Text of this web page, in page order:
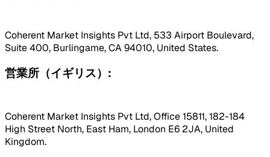
Coherent Market Insights Pvt Ltd, 533 Airport Boulevard,
Suite 400, Burlingame, CA 94010, United States.
営業所（イギリス）:
Coherent Market Insights Pvt Ltd, Office 15811, 182-184
High Street North, East Ham, London E6 2JA, United
Kingdom.